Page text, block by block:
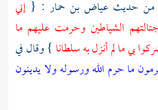
من حديثعياض بن حمار : {إني
الشياطين وحرمت عليهم ما
بي ما لم أنزل به سلطانا } وقال في
ما حرم الله ورسوله ولا يدينون